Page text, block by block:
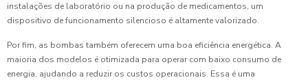
instalações de laboratório ou na produção de medicamentos, um
dispositivo de funcionamento silencioso é altamente valorizado.
Por fim, as bombas também oferecem uma boa eficiência energética. A
maioria dos modelos é otimizada para operar com baixo consumo de
energia, ajudando a reduzir os custos operacionais. Essa é uma